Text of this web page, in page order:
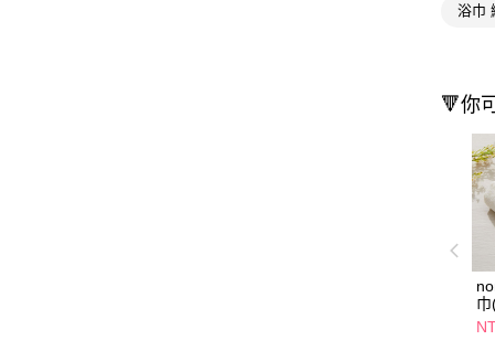
浴巾
🔻你